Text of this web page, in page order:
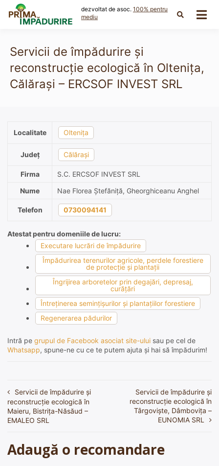
content
dezvoltat de asoc. 100% pentru
mediu
Servicii de împădurire și
reconstrucție ecologică în Oltenița,
Călărași – ERCSOF INVEST SRL
Localitate Oltenița
Județ Călărași
Firma
S.C. ERCSOF INVEST SRL
Nume
Nae Florea Ștefăniță, Gheorghiceanu Anghel
Telefon 0730094141
Atestat pentru domeniile de lucru:
Executare lucrări de împădurire
Împădurirea terenurilor agricole, perdele forestiere
de protecţie şi plantaţii
Îngrijirea arboretelor prin degajări, depresaj,
curăţări
Întreţinerea seminţişurilor şi plantaţiilor forestiere
Regenerarea pădurilor
Intră pe grupul de Facebook asociat site-ului sau pe cel de
Whatsapp, spune-ne cu ce te putem ajuta și hai să împădurim!
Navigare
în
articole
Servicii de împădurire și
reconstrucție ecologică în
Maieru, Bistrița-Năsăud –
EMALEO SRL
Servicii de împădurire și
reconstrucție ecologică în
Târgoviște, Dâmbovița –
EUNOMIA SRL
Adaugă o recomandare